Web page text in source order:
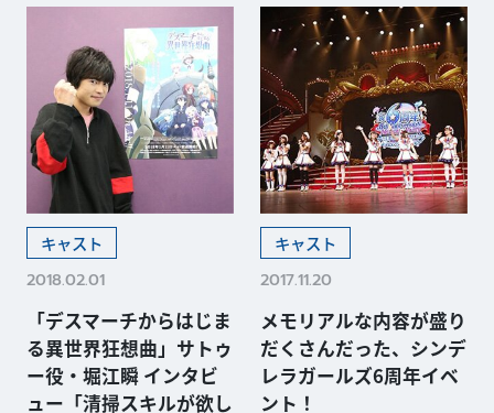
キャスト
2018.02.01
「デスマーチからはじま
る異世界狂想曲」サトゥ
ー役・堀江瞬 インタビ
ュー「清掃スキルが欲し
キャスト
2017.11.20
メモリアルな内容が盛り
だくさんだった、シンデ
レラガールズ6周年イベ
ント！